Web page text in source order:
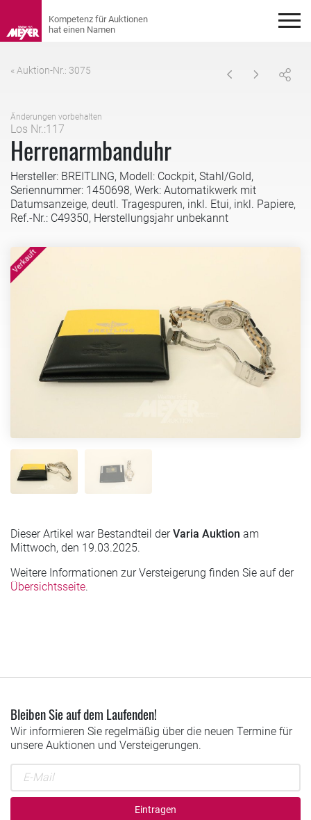
« Auktion-Nr.: 3075
Änderungen vorbehalten
Los Nr.:117
Herrenarmbanduhr
Hersteller: BREITLING, Modell: Cockpit, Stahl/Gold,
Seriennummer: 1450698, Werk: Automatikwerk mit
Datumsanzeige, deutl. Tragespuren, inkl. Etui, inkl. Papiere,
Ref.-Nr.: C49350, Herstellungsjahr unbekannt
Dieser Artikel war Bestandteil derVaria Auktion am
Mittwoch, den 19.03.2025.
Weitere Informationen zur Versteigerung finden Sie auf der
Übersichtsseite.
Bleiben Sie auf dem Laufenden!
Wir informieren Sie regelmäßig über die neuen Termine für
unsere Auktionen und Versteigerungen.
Eintragen